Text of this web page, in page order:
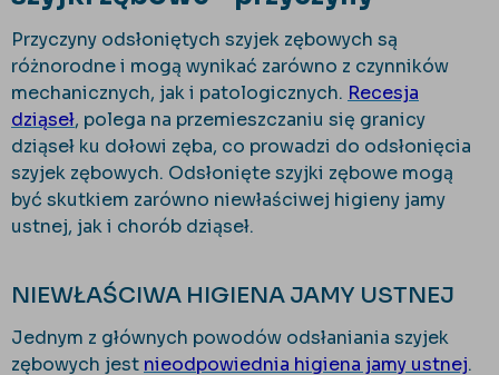
Przyczyny odsłoniętych szyjek zębowych są
różnorodne i mogą wynikać zarówno z czynników
mechanicznych, jak i patologicznych. Recesja
dziąseł, polega na przemieszczaniu się granicy
dziąseł ku dołowi zęba, co prowadzi do odsłonięcia
szyjek zębowych. Odsłonięte szyjki zębowe mogą
być skutkiem zarówno niewłaściwej higieny jamy
ustnej, jak i chorób dziąseł.
NIEWŁAŚCIWA HIGIENA JAMY USTNEJ
Jednym z głównych powodów odsłaniania szyjek
zębowych jest nieodpowiednia higiena jamy ustnej.